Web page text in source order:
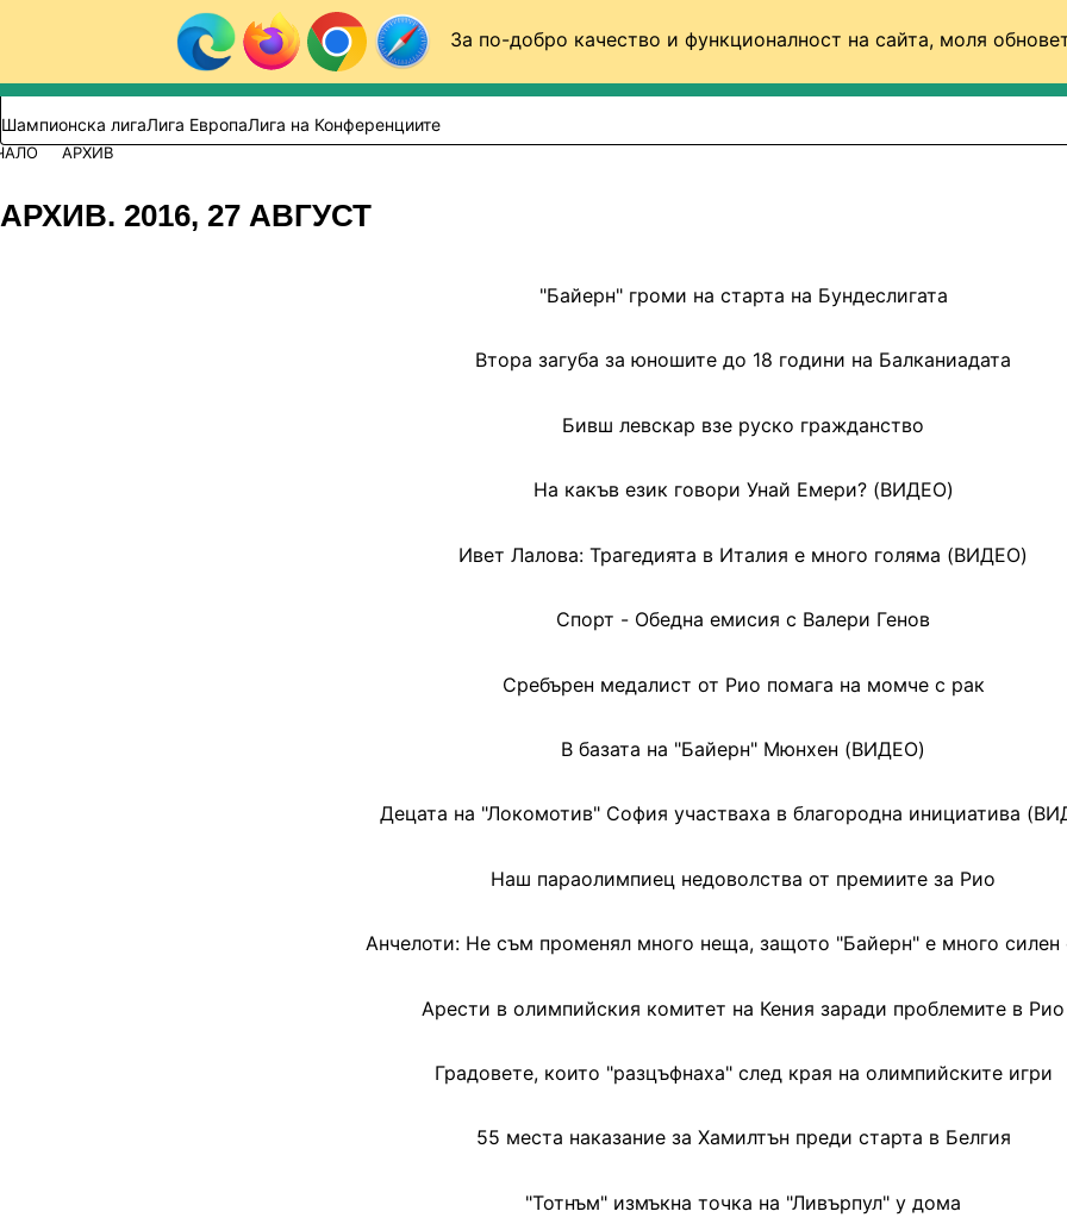
За по-добро качество и функционалност на сайта, моля
Към съдържанието
Търси в сайта
ВИДЕО ФУТБОЛ (БГ)
Шампионска лигаЛига ЕвропаЛига на Конференциите
АРХИВ
АРХИВ. 2016, 27 АВГУСТ
"Байерн" громи на старта на Бундеслигата
Втора загуба за юношите до 18 години на Балканиадата
Бивш левскар взе руско гражданство
На какъв език говори Унай Емери? (ВИДЕО)
Ивет Лалова: Трагедията в Италия е много голяма (ВИДЕО)
Спорт - Обедна емисия с Валери Генов
Сребърен медалист от Рио помага на момче с рак
В базата на "Байерн" Мюнхен (ВИДЕО)
Децата на "Локомотив" София участваха в благородна инициатива
Наш параолимпиец недоволства от премиите за Рио
Анчелоти: Не съм променял много неща, защото "Байерн" е много силен
Арести в олимпийския комитет на Кения заради проблемите в Рио
Градовете, които "разцъфнаха" след края на олимпийските игри
55 места наказание за Хамилтън преди старта в Белгия
"Тотнъм" измъкна точка на "Ливърпул" у дома